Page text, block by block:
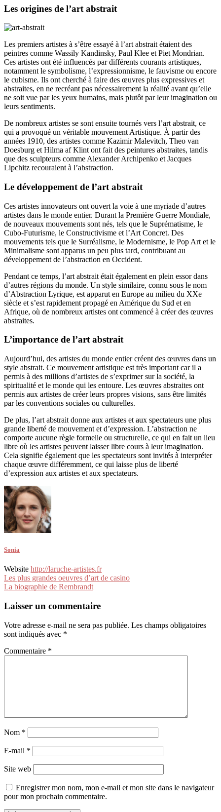
Les origines de l’art abstrait
Les premiers artistes à s’être essayé à l’art abstrait étaient des
peintres comme Wassily Kandinsky, Paul Klee et Piet Mondrian.
Ces artistes ont été influencés par différents courants artistiques,
notamment le symbolisme, l’expressionnisme, le fauvisme ou encore
le cubisme. Ils ont cherché à faire des œuvres plus expressives et
abstraites, en ne recréant pas nécessairement la réalité avant qu’elle
ne soit vue par les yeux humains, mais plutôt par leur imagination ou
leurs sentiments.
De nombreux artistes se sont ensuite tournés vers l’art abstrait, ce
qui a provoqué un véritable mouvement Artistique. À partir des
années 1910, des artistes comme Kazimir Malevitch, Theo van
Doesburg et Hilma af Klint ont fait des peintures abstraites, tandis
que des sculpteurs comme Alexander Archipenko et Jacques
Lipchitz recouraient à l’abstraction.
Le développement de l’art abstrait
Ces artistes innovateurs ont ouvert la voie à une myriade d’autres
artistes dans le monde entier. Durant la Première Guerre Mondiale,
de nouveaux mouvements sont nés, tels que le Suprématisme, le
Cubo-Futurisme, le Constructivisme et l’Art Concret. Des
mouvements tels que le Surréalisme, le Modernisme, le Pop Art et le
Minimalisme sont apparus un peu plus tard, contribuant au
développement de l’abstraction en Occident.
Pendant ce temps, l’art abstrait était également en plein essor dans
d’autres régions du monde. Un style similaire, connu sous le nom
d’Abstraction Lyrique, est apparut en Europe au milieu du XXe
siècle et s’est rapidement propagé en Amérique du Sud et en
Afrique, où de nombreux artistes ont commencé à créer des œuvres
abstraites.
L’importance de l’art abstrait
Aujourd’hui, des artistes du monde entier créent des œuvres dans un
style abstrait. Ce mouvement artistique est très important car il a
permis à des millions d’artistes de s’exprimer sur la société, la
spiritualité et le monde qui les entoure. Les œuvres abstraites ont
permis aux artistes de créer leurs propres visions, sans être limités
par les conventions sociales ou culturelles.
De plus, l’art abstrait donne aux artistes et aux spectateurs une plus
grande liberté de mouvement et d’expression. L’abstraction ne
comporte aucune règle formelle ou structurelle, ce qui en fait un lieu
libre où les artistes peuvent laisser libre cours à leur imagination.
Cela signifie également que les spectateurs sont invités à interpréter
chaque œuvre différemment, ce qui laisse plus de liberté
d’expression aux artistes et aux spectateurs.
Sonia
Website http://laruche-artistes.fr
Navigation
de
l’article
Les plus grandes oeuvres d’art de casino
La biographie de Rembrandt
Laisser un commentaire
Votre adresse e-mail ne sera pas publiée. Les champs obligatoires
sont indiqués avec *
Commentaire *
Nom *
E-mail *
Site web
Enregistrer mon nom, mon e-mail et mon site dans le navigateur
pour mon prochain commentaire.